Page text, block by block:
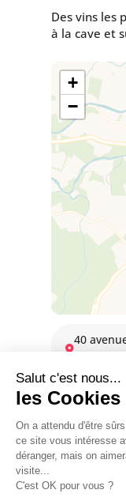
Des vins les
à la cave et
+
−
40